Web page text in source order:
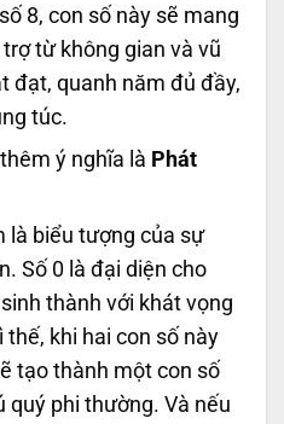
8, con số này sẽ mang
từ không gian và vũ
đạt, quanh năm đủ đầy,
túc.
ý nghĩa là Phát
là biểu tượng của sự
Số 0 là đại diện cho
thành với khát vọng
khi hai con số này
tạo thành một con số
quý phi thường. Và nếu